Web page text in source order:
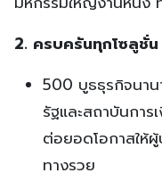
2. ครบครันทุกโซลูชั่
500 บูธธุรกิจนาน
รัฐและสถาบันการ
ต่อยอดโอกาสให้
ทางรวย